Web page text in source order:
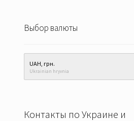
Выбор валюты
UAH, грн.
Ukrainian hryvnia
Контакты по Украине и